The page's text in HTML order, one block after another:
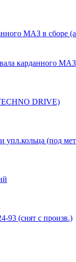
МАЗ в сборе
карданного
DRIVE)
упл.кольца (под
93 (снят с произв.)